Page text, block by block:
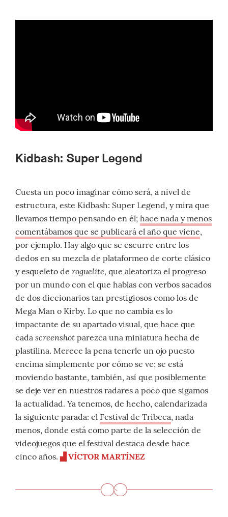
Kidbash: Super Legend
Cuesta un poco imaginar cómo será, a nivel de
estructura, este Kidbash: Super Legend, y mira que
llevamos tiempo pensando en él; hace nada y menos
comentábamos que se publicará el año que viene,
por ejemplo. Hay algo que se escurre entre los
dedos en su mezcla de plataformeo de corte clásico
y esqueleto de roguelite, que aleatoriza el progreso
por un mundo con el que hablas con verbos sacados
de dos diccionarios tan prestigiosos como los de
Mega Man o Kirby. Lo que no cambia es lo
impactante de su apartado visual, que hace que
cada screenshot parezca una miniatura hecha de
plastilina. Merece la pena tenerle un ojo puesto
encima simplemente por cómo se ve; se está
moviendo bastante, también, así que posiblemente
se deje ver en nuestros radares a poco que sigamos
la actualidad. Ya tenemos, de hecho, calendarizada
la siguiente parada: el Festival de Tribeca, nada
menos, donde está como parte de la selección de
videojuegos que el festival destaca desde hace
cinco años.▟ VÍCTOR MARTÍNEZ